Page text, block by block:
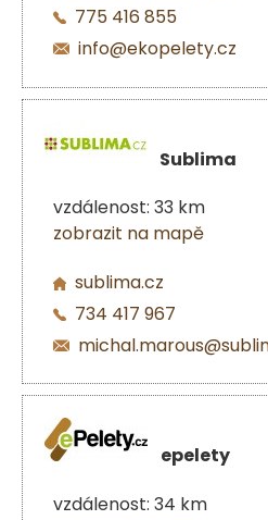
775 416 855
info@ekopelety.cz
Sublima
vzdálenost: 33 km
zobrazit na mapě
sublima.cz
734 417 967
epelety
vzdálenost: 34 km